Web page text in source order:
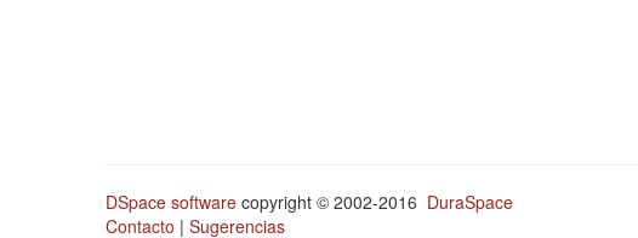
DSpace software copyright © 2002-2016 DuraSpace
Contacto | Sugerencias